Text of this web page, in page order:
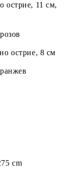
острие, 11 см,
острие, 8 см
cm